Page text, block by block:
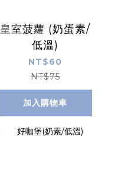
皇室菠蘿 (奶蛋素/
低溫)
NT$60
NT$75
加入購物車